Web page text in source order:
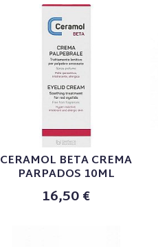
CERAMOL BETA CREMA
PARPADOS 10ML
16,50 €